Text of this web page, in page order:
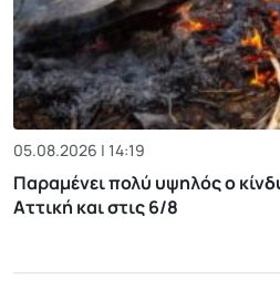
05.08.2026 | 14:19
Παραμένει πολύ υψηλός ο
Αττική και στις 6/8